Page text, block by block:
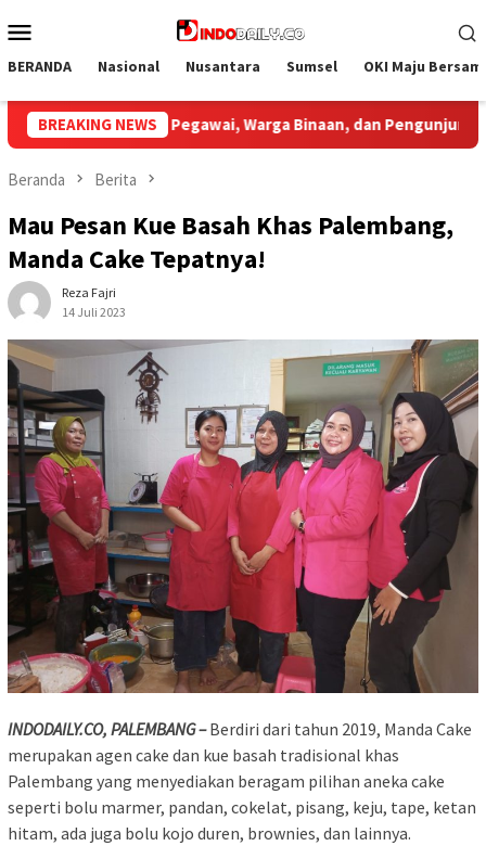
ke
Mobile
BERANDA Nasional Nusantara Sumsel OKI Maju
BREAKING NEWS
Pengunjung Bupati Muba Sambut Aspirasi Santun
Beranda Berita
Mau Pesan Kue Basah Khas Palembang,
Manda Cake Tepatnya!
Reza Fajri
14 Juli 2023
INDODAILY.CO, PALEMBANG – Berdiri dari tahun 2019, Manda Cake
merupakan agen cake dan kue basah tradisional khas
Palembang yang menyediakan beragam pilihan aneka cake
seperti bolu marmer, pandan, cokelat, pisang, keju, tape, ketan
hitam, ada juga bolu kojo duren, brownies, dan lainnya.